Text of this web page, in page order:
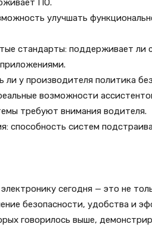
ПО.
улучшать
стандарты: поддерживает ли
ли у производителя политика
возможности
требуют внимания водителя.
способность систем
сегодня — это не
безопасности, удобства и
говорилось выше,